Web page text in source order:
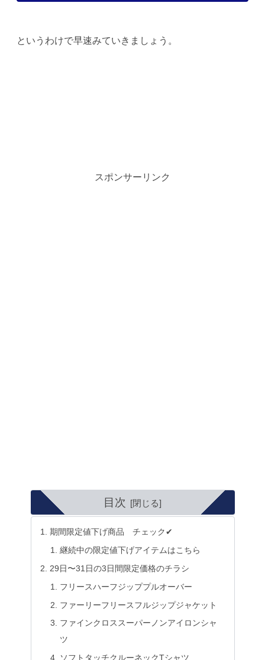
というわけで早速みていきましょう。
スポンサーリンク
目次
期間限定値下げ商品 チェック✔
継続中の限定値下げアイテムはこちら
29日〜31日の3日間限定価格のチラシ
フリースハーフジッププルオーバー
ファーリーフリースフルジップジャケット
ファインクロススーパーノンアイロンシャ
ツ
ソフトタッチクルーネックTシャツ